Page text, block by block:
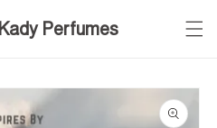
للمحتوى
Kady Perfumes
تخطى
لمعلومات
المنتج